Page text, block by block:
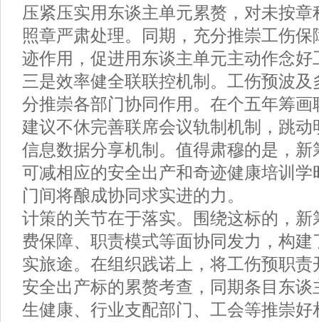
压紧压实用东谈主单元累赘，对未按
照章严肃处理。同期，充分推崇工伤
迹作用，促进用东谈主单元主动作念好
三是效率健全联联控机制。工伤预波
分推崇各部门协同作用。在个五年筹
建议不休完善联席会议轨制机制，跳
信息数据分享机制。值得肃穆的是，
可减相应的安全出产和奇迹健康培训
门间将酿成协同求实进的力。
计策的关节在于落实。围绕这标的，
费保障、职责模式等面协同发力，构
实旅途。在组织践诺上，将工伤预职
安全出产标的累赘考查，同期条目东
生健康、行业支配部门、工会等推崇